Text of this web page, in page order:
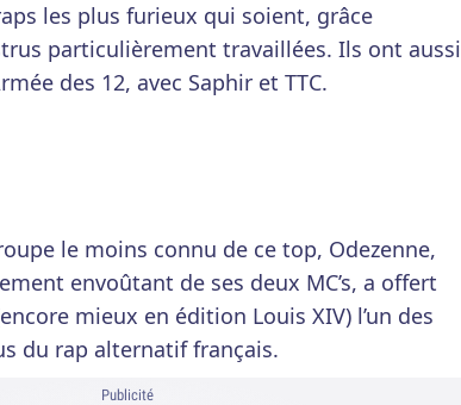
les plus furieux qui soient, grâce
particulièrement travaillées. Ils ont aussi
des 12, avec Saphir et TTC.
le moins connu de ce top, Odezenne,
envoûtant de ses deux MC’s, a offert
mieux en édition Louis XIV) l’un des
du rap alternatif français.
Publicité